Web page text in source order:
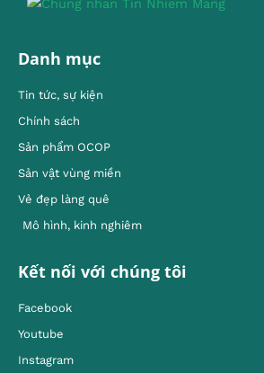
Danh mục
Tin tức, sự kiện
Chính sách
Sản phẩm OCOP
Sản vật vùng miền
Vẻ đẹp làng quê
Mô hình, kinh nghiêm
Kết nối với chúng tôi
Facebook
Youtube
Instagram